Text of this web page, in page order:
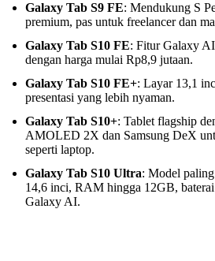
Galaxy Tab S9 FE: Mendukung S
premium, pas untuk freelancer dan
Galaxy Tab S10 FE: Fitur Galaxy
dengan harga mulai Rp8,9 jutaan.
Galaxy Tab S10 FE+: Layar 13,1
presentasi yang lebih nyaman.
Galaxy Tab S10+: Tablet flagship
AMOLED 2X dan Samsung DeX
seperti laptop.
Galaxy Tab S10 Ultra: Model
14,6 inci, RAM hingga 12GB, baterai
Galaxy AI.